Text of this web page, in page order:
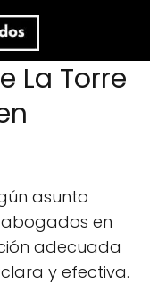
La Torre
asunto
en
adecuada
y efectiva.